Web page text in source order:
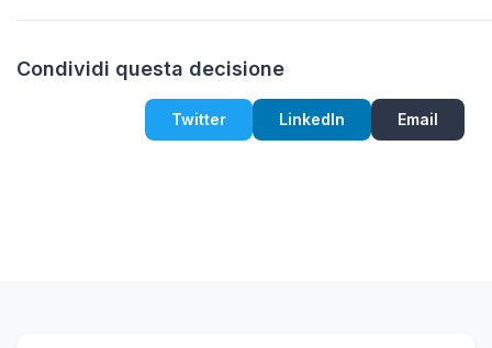
Condividi questa decisione
Twitter LinkedIn Email